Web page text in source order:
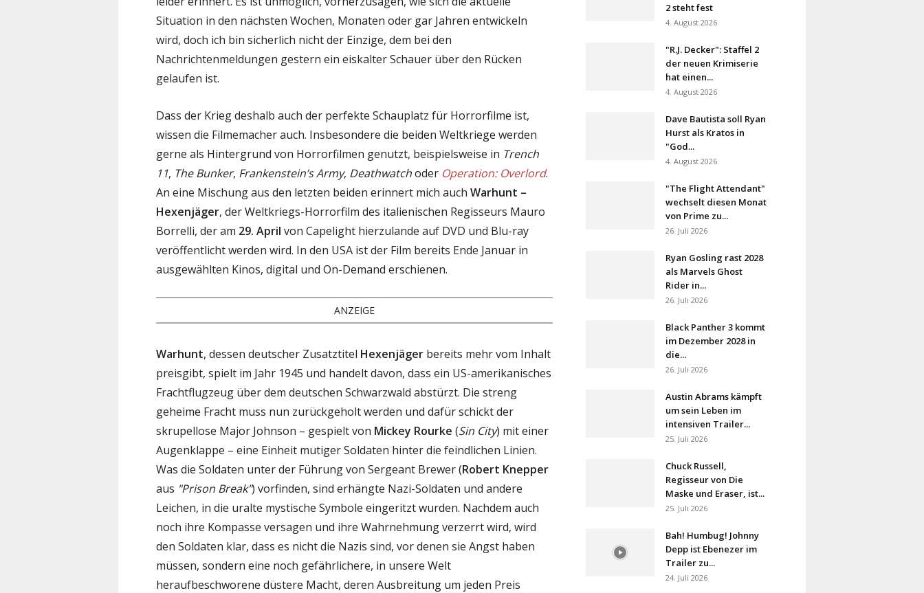
Situation in den nächsten Wochen, Monaten oder gar Jahren entwickeln
wird, doch ich bin sicherlich nicht der Einzige, dem bei den
Nachrichtenmeldungen gestern ein eiskalter Schauer über den Rücken
gelaufen ist.
Dass der Krieg deshalb auch der perfekte Schauplatz für Horrorfilme ist,
wissen die Filmemacher auch. Insbesondere die beiden Weltkriege werden
gerne als Hintergrund von Horrorfilmen genutzt, beispielsweise in Trench
11, The Bunker, Frankenstein’s Army, Deathwatchoder Operation: Overlord.
An eine Mischung aus den letzten beiden erinnert mich auch Warhunt –
Hexenjäger, der Weltkriegs-Horrorfilm des italienischen Regisseurs Mauro
Borrelli, der am 29. April von Capelight hierzulande auf DVD und Blu-ray
veröffentlicht werden wird. In den USA ist der Film bereits Ende Januar in
ausgewählten Kinos, digital und On-Demand erschienen.
ANZEIGE
Warhunt, dessen deutscher Zusatztitel Hexenjäger bereits mehr vom Inhalt
preisgibt, spielt im Jahr 1945 und handelt davon, dass ein US-amerikanisches
Frachtflugzeug über dem deutschen Schwarzwald abstürzt. Die streng
geheime Fracht muss nun zurückgeholt werden und dafür schickt der
skrupellose Major Johnson – gespielt von Mickey Rourke (Sin City) mit einer
Augenklappe – eine Einheit mutiger Soldaten hinter die feindlichen Linien.
Was die Soldaten unter der Führung von Sergeant Brewer (Robert Knepper
aus "Prison Break") vorfinden, sind erhängte Nazi-Soldaten und andere
Leichen, in die uralte mystische Symbole eingeritzt wurden. Nachdem auch
noch ihre Kompasse versagen und ihre Wahrnehmung verzerrt wird, wird
den Soldaten klar, dass es nicht die Nazis sind, vor denen sie Angst haben
müssen, sondern eine noch gefährlichere, in unsere Welt
heraufbeschworene düstere Macht, deren Ausbreitung um jeden Preis
2 steht fest
4. August 2026
"R.J. Decker": Staffel 2
der neuen Krimiserie
hat einen...
4. August 2026
Dave Bautista soll Ryan
Hurst als Kratos in
"God...
4. August 2026
"The Flight Attendant"
wechselt diesen Monat
von Prime zu...
26. Juli 2026
Ryan Gosling rast 2028
als Marvels Ghost
Rider in...
26. Juli 2026
Black Panther 3 kommt
im Dezember 2028 in
die...
26. Juli 2026
Austin Abrams kämpft
um sein Leben im
intensiven Trailer...
25. Juli 2026
Chuck Russell,
Regisseur von Die
Maske und Eraser, ist...
25. Juli 2026
Bah! Humbug! Johnny
Depp ist Ebenezer im
Trailer zu...
24. Juli 2026